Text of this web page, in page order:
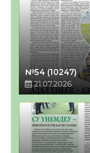
№54 (10247)
21.07.2026